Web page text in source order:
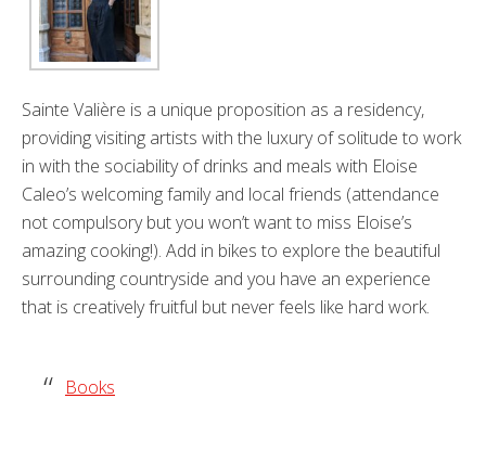
Sainte Valière is a unique proposition as a residency,
providing visiting artists with the luxury of solitude to work
in with the sociability of drinks and meals with Eloise
Caleo’s welcoming family and local friends (attendance
not compulsory but you won’t want to miss Eloise’s
amazing cooking!). Add in bikes to explore the beautiful
surrounding countryside and you have an experience
that is creatively fruitful but never feels like hard work.
Books